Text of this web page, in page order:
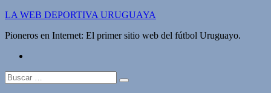
Saltar
contenido
LA WEB DEPORTIVA URUGUAYA
Pioneros en Internet: El primer sitio web del fútbol Uruguayo.
Buscar: